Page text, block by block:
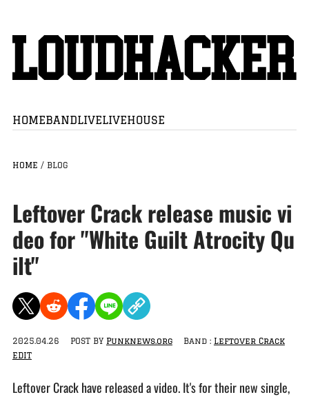
HOMEBANDLIVELIVEHOUSE
HOME / BLOG
Leftover Crack release music vi
deo for "White Guilt Atrocity Qu
ilt"
2025.04.26 POST BY Punknews.org Band : Leftover Crack
EDIT
Leftover Crack have released a video. It's for their new single,